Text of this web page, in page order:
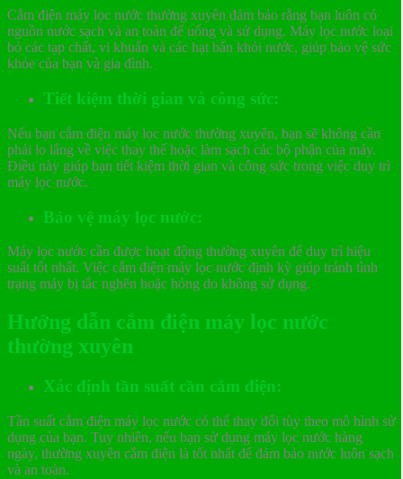
Cắm điện máy lọc nước thường xuyên đảm bảo rằng bạn luôn có
nguồn nước sạch và an toàn để uống và sử dụng. Máy lọc nước loại
bỏ các tạp chất, vi khuẩn và các hạt bẩn khỏi nước, giúp bảo vệ sức
khỏe của bạn và gia đình.
Tiết kiệm thời gian và công sức:
Nếu bạn cắm điện máy lọc nước thường xuyên, bạn sẽ không cần
phải lo lắng về việc thay thế hoặc làm sạch các bộ phận của máy.
Điều này giúp bạn tiết kiệm thời gian và công sức trong việc duy trì
máy lọc nước.
Bảo vệ máy lọc nước:
Máy lọc nước cần được hoạt động thường xuyên để duy trì hiệu
suất tốt nhất. Việc cắm điện máy lọc nước định kỳ giúp tránh tình
trạng máy bị tắc nghẽn hoặc hỏng do không sử dụng.
Hướng dẫn cắm điện máy lọc nước
thường xuyên
Xác định tần suất cần cắm điện:
Tần suất cắm điện máy lọc nước có thể thay đổi tùy theo mô hình sử
dụng của bạn. Tuy nhiên, nếu bạn sử dụng máy lọc nước hàng
ngày, thường xuyên cắm điện là tốt nhất để đảm bảo nước luôn sạch
và an toàn.